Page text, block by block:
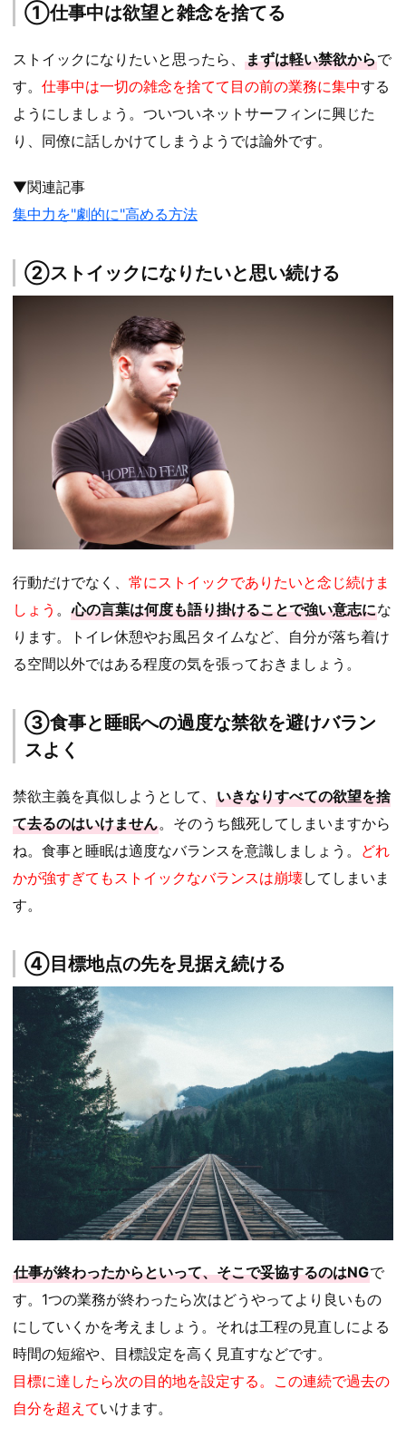
①仕事中は欲望と雑念を捨てる
ストイックになりたいと思ったら、 まずは軽い禁欲からで
す。 仕事中は一切の雑念を捨てて目の前の業務に集中する
ようにしましょう。ついついネットサーフィンに興じた
り、同僚に話しかけてしまうようでは論外です。
▼関連記事
集中力を"劇的に"高める方法
②ストイックになりたいと思い続ける
行動だけでなく、 常にストイックでありたいと念じ続けま
しょう 。 心の言葉は何度も語り掛けることで強い意志にな
ります。トイレ休憩やお風呂タイムなど、自分が落ち着け
る空間以外ではある程度の気を張っておきましょう。
③食事と睡眠への過度な禁欲を避けバラン
スよく
禁欲主義を真似しようとして、 いきなりすべての欲望を捨
て去るのはいけません。そのうち餓死してしまいますから
ね。食事と睡眠は適度なバランスを意識しましょう。 どれ
かが強すぎてもストイックなバランスは崩壊してしまいま
す。
④目標地点の先を見据え続ける
仕事が終わったからといって、そこで妥協するのはNGで
す。1つの業務が終わったら次はどうやってより良いもの
にしていくかを考えましょう。それは工程の見直しによる
時間の短縮や、目標設定を高く見直すなどです。
目標に達したら次の目的地を設定する。この連続で過去の
自分を超えていけます。